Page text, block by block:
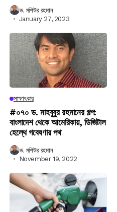
ড. মশিউর রহমান
January 27, 2023
সাক্ষাৎকার
#০৭০ ড. মাহবুবুর রহমানের গল্প:
বাংলাদেশ থেকে আমেরিকায়, ডিজিটাল
হেল্থে গবেষণার পথ
ড. মশিউর রহমান
November 19, 2022